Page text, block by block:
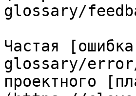
glossary/
Частая
glossary/error/
проектного